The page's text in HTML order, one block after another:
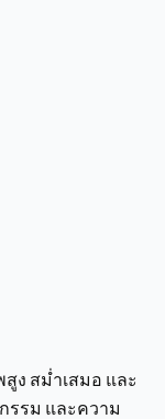
ง สม่ำเสมอ และ
รรม และความ